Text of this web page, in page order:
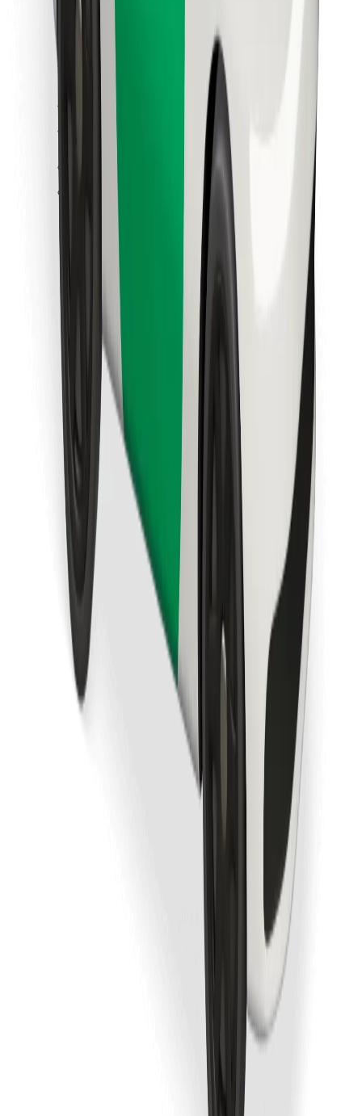
წესები და პირობები
უსაფრთხოება
მიიღე მომსახურება რამდენიმე წუთში!
გადმოწერე Bolt
იპოვე შენი საყვარელი კერძები!
გადმოწერე Bolt Food